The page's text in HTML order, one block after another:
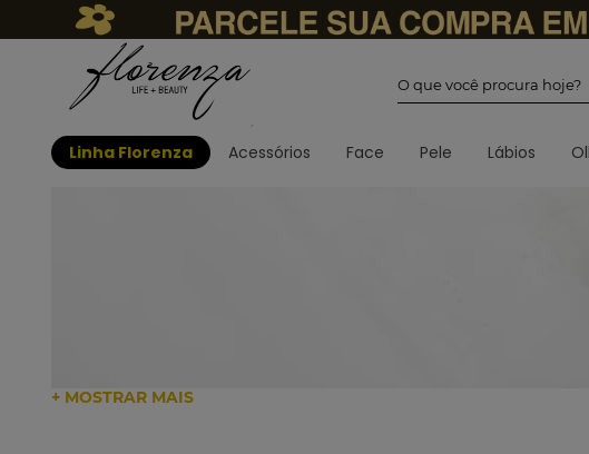
Linha Florenza Acessórios Face Pele Lábios
+ MOSTRAR MAIS